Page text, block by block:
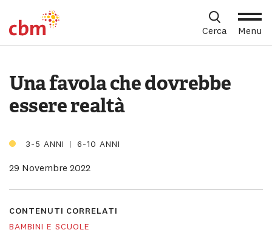
Piè di pagina
Cerca
Menu
Cosa Facciamo
Partecipa
Shop solidale
Una favola che dovrebbe
essere realtà
CONTENUTI CORRELATI
BAMBINI E SCUOLE
3-5 ANNI | 6-10 ANNI
29 Novembre 2022